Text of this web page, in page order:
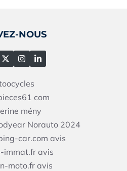
NOUS
com
mény
Norauto 2024
car.com avis
immat.fr avis
moto.fr avis